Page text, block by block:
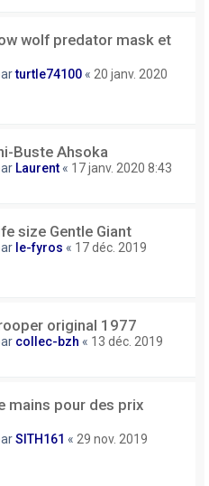
wolf predator mask et
turtle74100 « 20 janv. 2020
Buste Ahsoka
Laurent « 17 janv. 2020 8:43
size Gentle Giant
le-fyros « 17 déc. 2019
original 1977
collec-bzh « 13 déc. 2019
mains pour des prix
SITH161 « 29 nov. 2019